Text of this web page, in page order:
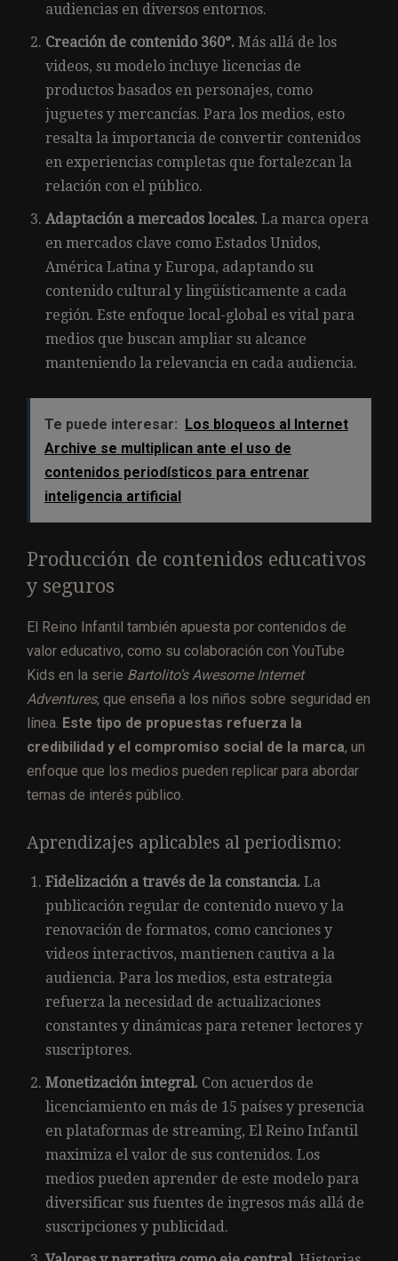
audiencias en diversos entornos.
Creación de contenido 360°. Más allá de los
videos, su modelo incluye licencias de
productos basados en personajes, como
juguetes y mercancías. Para los medios, esto
resalta la importancia de convertir contenidos
en experiencias completas que fortalezcan la
relación con el público.
Adaptación a mercados locales. La marca opera
en mercados clave como Estados Unidos,
América Latina y Europa, adaptando su
contenido cultural y lingüísticamente a cada
región. Este enfoque local-global es vital para
medios que buscan ampliar su alcance
manteniendo la relevancia en cada audiencia.
Te puede interesar: Los bloqueos al Internet
Archive se multiplican ante el uso de
contenidos periodísticos para entrenar
inteligencia artificial
Producción de contenidos educativos
y seguros
El Reino Infantil también apuesta por contenidos de
valor educativo, como su colaboración con YouTube
Kids en la serie Bartolito’s Awesome Internet
Adventures, que enseña a los niños sobre seguridad en
línea. Este tipo de propuestas refuerza la
credibilidad y el compromiso social de la marca, un
enfoque que los medios pueden replicar para abordar
temas de interés público.
Aprendizajes aplicables al periodismo:
Fidelización a través de la constancia. La
publicación regular de contenido nuevo y la
renovación de formatos, como canciones y
videos interactivos, mantienen cautiva a la
audiencia. Para los medios, esta estrategia
refuerza la necesidad de actualizaciones
constantes y dinámicas para retener lectores y
suscriptores.
Monetización integral. Con acuerdos de
licenciamiento en más de 15 países y presencia
en plataformas de streaming, El Reino Infantil
maximiza el valor de sus contenidos. Los
medios pueden aprender de este modelo para
diversificar sus fuentes de ingresos más allá de
suscripciones y publicidad.